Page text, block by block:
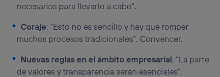
necesarios para llevarlo a cabo”.
Coraje: “Esto no es sencillo y hay que romper
muchos procesos tradicionales”. Convencer.
Nuevas reglas en el ámbito empresarial. “La parte
de valores y transparencia serán esenciales”.